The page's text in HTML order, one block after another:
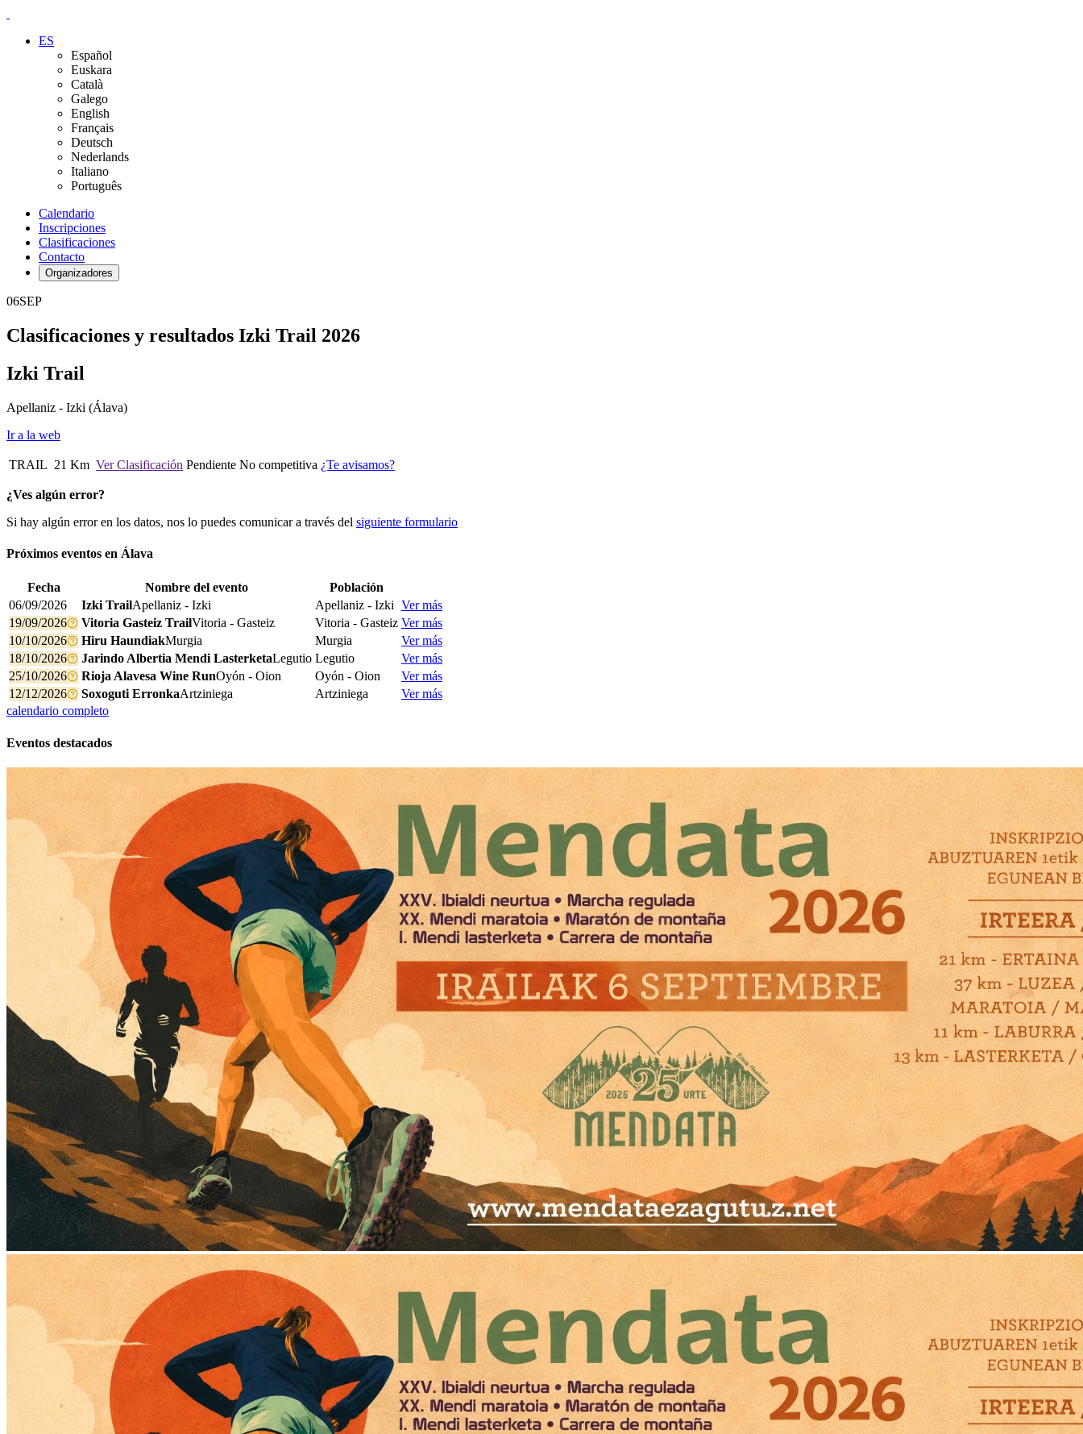
ES
Español
Euskara
Català
Galego
English
Français
Deutsch
Nederlands
Italiano
Português
Calendario
Inscripciones
Clasificaciones
Contacto
Organizadores
06SEP
Clasificaciones y resultados Izki Trail 2026
Izki Trail
Apellaniz - Izki (Álava)
Ir a la web
TRAIL 21 Km Ver Clasificación Pendiente No competitiva ¿Te avisamos?
¿Ves algún error?
Si hay algún error en los datos, nos lo puedes comunicar a través del siguiente formulario
Próximos eventos en Álava
Fecha Nombre del evento
Población
06/09/2026
Izki TrailApellaniz - Izki Apellaniz - Izki Ver más
19/09/2026
Vitoria Gasteiz TrailVitoria - Gasteiz Vitoria - Gasteiz Ver más
10/10/2026
Hiru HaundiakMurgia Murgia
Ver más
18/10/2026
Jarindo Albertia Mendi LasterketaLegutio Legutio
Ver más
25/10/2026
Rioja Alavesa Wine RunOyón - Oion Oyón - Oion
Ver más
12/12/2026
Soxoguti ErronkaArtziniega Artziniega
Ver más
calendario completo
Eventos destacados